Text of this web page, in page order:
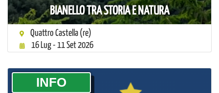
BIANELLO TRA STORIA E NATURA
Quattro Castella (re)
16 Lug - 11 Set 2026
­INFO